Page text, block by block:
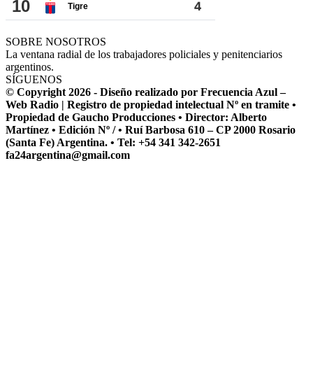
SOBRE NOSOTROS
La ventana radial de los trabajadores policiales y penitenciarios
argentinos.
SÍGUENOS
© Copyright 2026 - Diseño realizado por Frecuencia Azul –
Web Radio | Registro de propiedad intelectual Nº en tramite •
Propiedad de Gaucho Producciones • Director: Alberto
Martínez • Edición Nº / • Ruí Barbosa 610 – CP 2000 Rosario
(Santa Fe) Argentina. • Tel: +54 341 342-2651
fa24argentina@gmail.com